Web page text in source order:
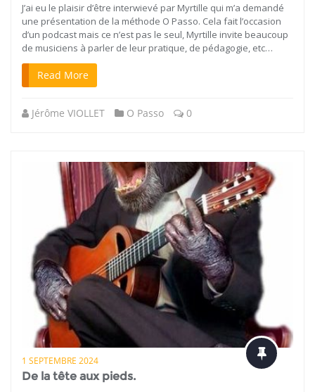
J’ai eu le plaisir d’être interwievé par Myrtille qui m’a demandé
une présentation de la méthode O Passo. Cela fait l’occasion
d’un podcast mais ce n’est pas le seul, Myrtille invite beaucoup
de musiciens à parler de leur pratique, de pédagogie, etc…
Read More
Jérôme VIOLLET O Passo 0
1 SEPTEMBRE 2024
De la tête aux pieds.